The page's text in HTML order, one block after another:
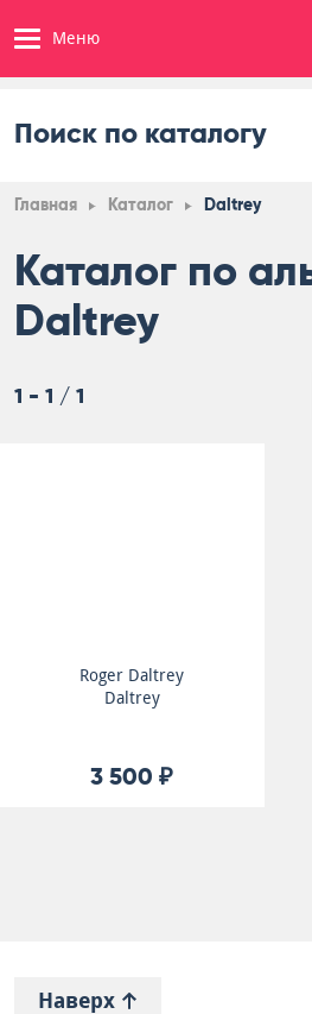
Меню
Поиск по каталогу
Главная Каталог Daltrey
Каталог по
Daltrey
1 - 1 / 1
Roger Daltrey
Daltrey
3 500 ₽
Наверх